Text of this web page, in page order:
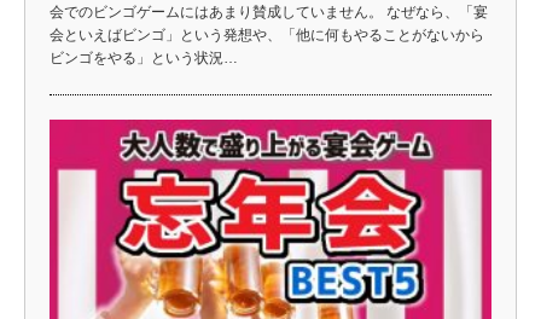
会でのビンゴゲームにはあまり賛成していません。 なぜなら、「宴
会といえばビンゴ」という発想や、「他に何もやることがないから
ビンゴをやる」という状況…